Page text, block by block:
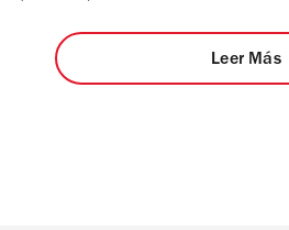
Leer Más